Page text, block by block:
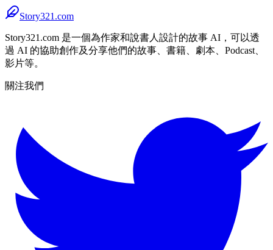
Story321.com
Story321.com 是一個為作家和說書人設計的故事 AI，可以透
過 AI 的協助創作及分享他們的故事、書籍、劇本、Podcast、
影片等。
關注我們